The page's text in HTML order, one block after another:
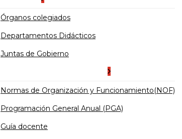
Órganos colegiados
Departamentos Didácticos
Juntas de Gobierno
Normas de Organización y Funcionamiento(NOF)
Programación General Anual (PGA)
Guía docente